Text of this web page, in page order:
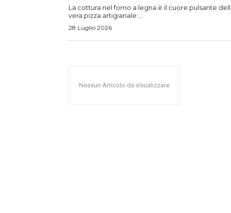
La cottura nel forno a legna è il cuore pulsante
vera pizza artigianale:...
28 Luglio 2026
Nessun Articolo da visualizzare